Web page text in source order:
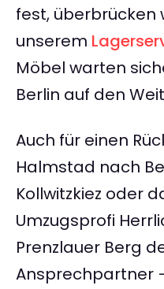
fest, überbrücken
unserem
Möbel warten
Berlin auf den
Auch für einen
Halmstad nach
Kollwitzkiez oder
Umzugsprofi
Prenzlauer Berg
Ansprechpartner